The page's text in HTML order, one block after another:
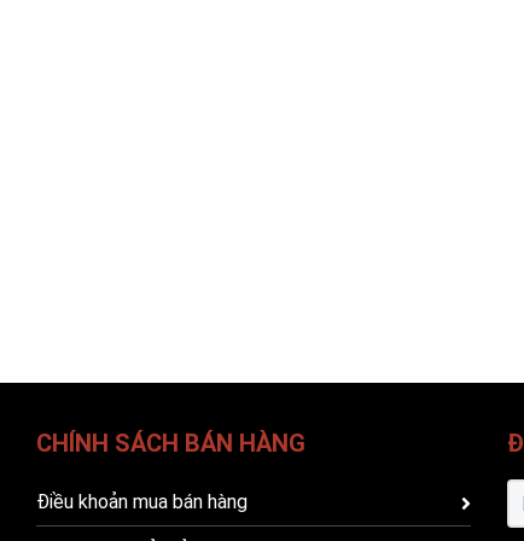
CHÍNH SÁCH BÁN HÀNG
Điều khoản mua bán hàng